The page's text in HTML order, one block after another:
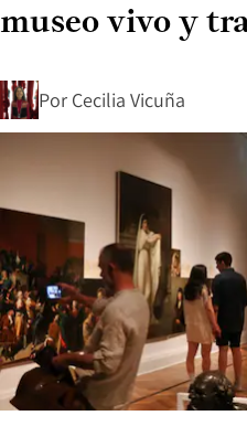
museo vivo y
Por Cecilia Vicuña